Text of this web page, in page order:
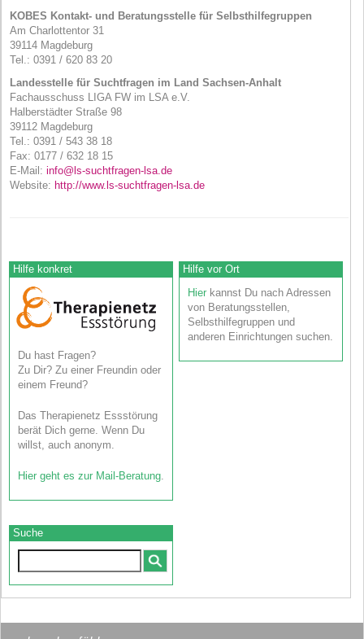
KOBES Kontakt- und Beratungsstelle für Selbsthilfegruppen
Am Charlottentor 31
39114 Magdeburg
Tel.: 0391 / 620 83 20
Landesstelle für Suchtfragen im Land Sachsen-Anhalt
Fachausschuss LIGA FW im LSA e.V.
Halberstädter Straße 98
39112 Magdeburg
Tel.: 0391 / 543 38 18
Fax: 0177 / 632 18 15
E-Mail: info@ls-suchtfragen-lsa.de
Website: http://www.ls-suchtfragen-lsa.de
Hilfe konkret
Du hast Fragen?
Zu Dir? Zu einer Freundin oder
einem Freund?
Das Therapienetz Essstörung
berät Dich gerne. Wenn Du
willst, auch anonym.
Hier geht es zur Mail-Beratung.
Hilfe vor Ort
Hier kannst Du nach Adressen
von Beratungsstellen,
Selbsthilfegruppen und
anderen Einrichtungen suchen.
Suche